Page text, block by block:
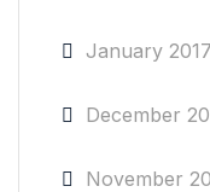
January 2017
December
November